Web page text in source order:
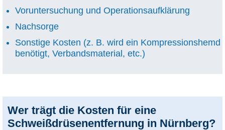
Voruntersuchung und Operationsaufklärung
Nachsorge
Sonstige Kosten (z. B. wird ein Kompressionshemd
benötigt, Verbandsmaterial, etc.)
Wer trägt die Kosten für eine
Schweißdrüsenentfernung in Nürnberg?